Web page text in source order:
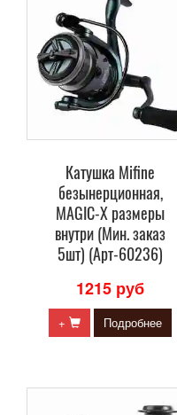
Катушка Mifine
безынерционная,
MAGIC-X размеры
внутри (Мин. заказ
5шт) (Арт-60236)
1215 руб
+ Подробнее